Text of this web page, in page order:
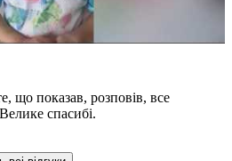
що показав, розповів, все
спасибі.